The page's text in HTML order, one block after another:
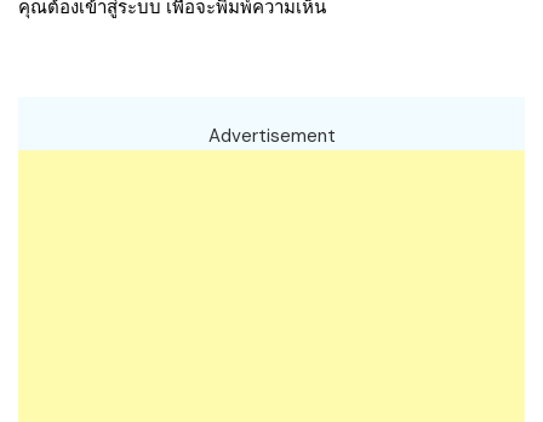
คุณต้องเข้าสู่ระบบ เพื่อจะพิมพ์ความเห็น
Advertisement